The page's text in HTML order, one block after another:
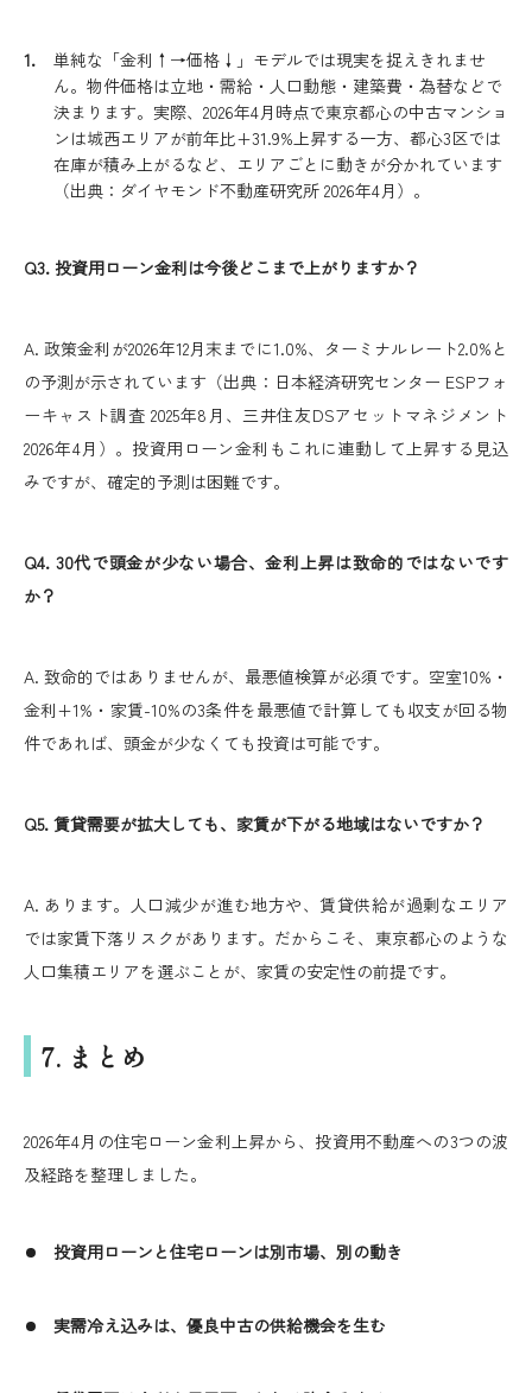
単純な「金利↑→価格↓」モデルでは現実を捉えきれませ
ん。物件価格は立地・需給・人口動態・建築費・為替などで
決まります。実際、2026年4月時点で東京都心の中古マンショ
ンは城西エリアが前年比+31.9%上昇する一方、都心3区では
在庫が積み上がるなど、エリアごとに動きが分かれています
（出典：ダイヤモンド不動産研究所 2026年4月）。
Q3. 投資用ローン金利は今後どこまで上がりますか？
A. 政策金利が2026年12月末までに1.0%、ターミナルレート2.0%と
の予測が示されています（出典：日本経済研究センター ESPフォ
ーキャスト調査 2025年8月、三井住友DSアセットマネジメント
2026年4月）。投資用ローン金利もこれに連動して上昇する見込
みですが、確定的予測は困難です。
Q4. 30代で頭金が少ない場合、金利上昇は致命的ではないです
か？
A. 致命的ではありませんが、最悪値検算が必須です。空室10%・
金利+1%・家賃-10%の3条件を最悪値で計算しても収支が回る物
件であれば、頭金が少なくても投資は可能です。
Q5. 賃貸需要が拡大しても、家賃が下がる地域はないですか？
A. あります。人口減少が進む地方や、賃貸供給が過剰なエリア
では家賃下落リスクがあります。だからこそ、東京都心のような
人口集積エリアを選ぶことが、家賃の安定性の前提です。
7. まとめ
2026年4月の住宅ローン金利上昇から、投資用不動産への3つの波
及経路を整理しました。
投資用ローンと住宅ローンは別市場、別の動き
実需冷え込みは、優良中古の供給機会を生む